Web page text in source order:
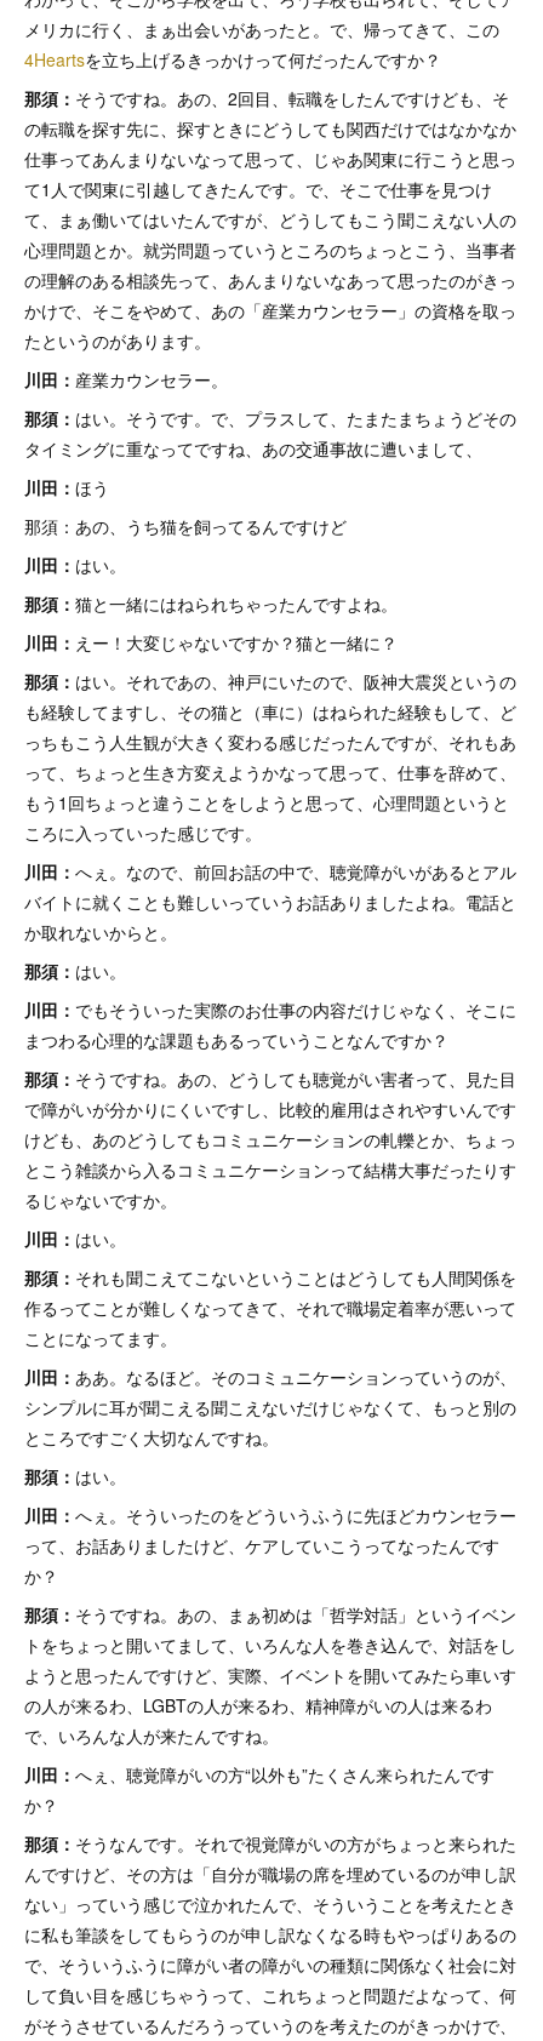
メリカに行く、まぁ出会いがあったと。で、帰ってきて、この
4Heartsを立ち上げるきっかけって何だったんですか？
那須： そうですね。あの、2回目、転職をしたんですけども、そ
の転職を探す先に、探すときにどうしても関西だけではなかなか
仕事ってあんまりないなって思って、じゃあ関東に行こうと思っ
て1人で関東に引越してきたんです。で、そこで仕事を見つけ
て、まぁ働いてはいたんですが、どうしてもこう聞こえない人の
心理問題とか。就労問題っていうところのちょっとこう、当事者
の理解のある相談先って、あんまりないなあって思ったのがきっ
かけで、そこをやめて、あの「産業カウンセラー」の資格を取っ
たというのがあります。
川田： 産業カウンセラー。
那須： はい。そうです。で、プラスして、たまたまちょうどその
タイミングに重なってですね、あの交通事故に遭いまして、
川田： ほう
那須：あの、うち猫を飼ってるんですけど
川田： はい。
那須： 猫と一緒にはねられちゃったんですよね。
川田： えー！大変じゃないですか？猫と一緒に？
那須： はい。それであの、神戸にいたので、阪神大震災というの
も経験してますし、その猫と（車に）はねられた経験もして、ど
っちもこう人生観が大きく変わる感じだったんですが、それもあ
って、ちょっと生き方変えようかなって思って、仕事を辞めて、
もう1回ちょっと違うことをしようと思って、心理問題というと
ころに入っていった感じです。
川田： へぇ。なので、前回お話の中で、聴覚障がいがあるとアル
バイトに就くことも難しいっていうお話ありましたよね。電話と
か取れないからと。
那須： はい。
川田： でもそういった実際のお仕事の内容だけじゃなく、そこに
まつわる心理的な課題もあるっていうことなんですか？
那須： そうですね。あの、どうしても聴覚がい害者って、見た目
で障がいが分かりにくいですし、比較的雇用はされやすいんです
けども、あのどうしてもコミュニケーションの軋轢とか、ちょっ
とこう雑談から入るコミュニケーションって結構大事だったりす
るじゃないですか。
川田： はい。
那須： それも聞こえてこないということはどうしても人間関係を
作るってことが難しくなってきて、それで職場定着率が悪いって
ことになってます。
川田： ああ。なるほど。そのコミュニケーションっていうのが、
シンプルに耳が聞こえる聞こえないだけじゃなくて、もっと別の
ところですごく大切なんですね。
那須： はい。
川田： へぇ。そういったのをどういうふうに先ほどカウンセラー
って、お話ありましたけど、ケアしていこうってなったんです
か？
那須： そうですね。あの、まぁ初めは「哲学対話」というイベン
トをちょっと開いてまして、いろんな人を巻き込んで、対話をし
ようと思ったんですけど、実際、イベントを開いてみたら車いす
の人が来るわ、LGBTの人が来るわ、精神障がいの人は来るわ
で、いろんな人が来たんですね。
川田： へぇ、聴覚障がいの方“以外も”たくさん来られたんです
か？
那須： そうなんです。それで視覚障がいの方がちょっと来られた
んですけど、その方は「自分が職場の席を埋めているのが申し訳
ない」っていう感じで泣かれたんで、そういうことを考えたとき
に私も筆談をしてもらうのが申し訳なくなる時もやっぱりあるの
で、そういうふうに障がい者の障がいの種類に関係なく社会に対
して負い目を感じちゃうって、これちょっと問題だよなって、何
がそうさせているんだろうっていうのを考えたのがきっかけで、